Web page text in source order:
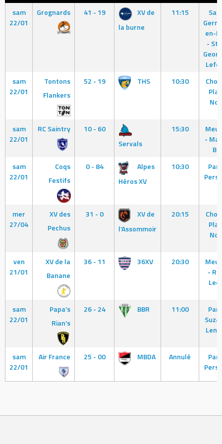
sam
22/01
Grognards 41 - 19
XV de
la burne
11:15
en-
-
sam
22/01
Tontons
Flankers
52 - 19 THS 10:30
sam
22/01
RC Saintry
10 - 60
Servals
15:30
-
sam
22/01
Coqs
Festifs
0 - 84
Alpes
Héros XV
10:30
mer
27/04
XV des
Pechus
31 - 0
XV de
l’Assommoir
20:15
ven
21/01
XV de la
Banane
36 - 11 36XV 20:30
-
sam
22/01
Papa’s
Rian’s
26 - 24 BBR 11:00
sam
22/01
Air France 25 - 00 MBDA Annulé